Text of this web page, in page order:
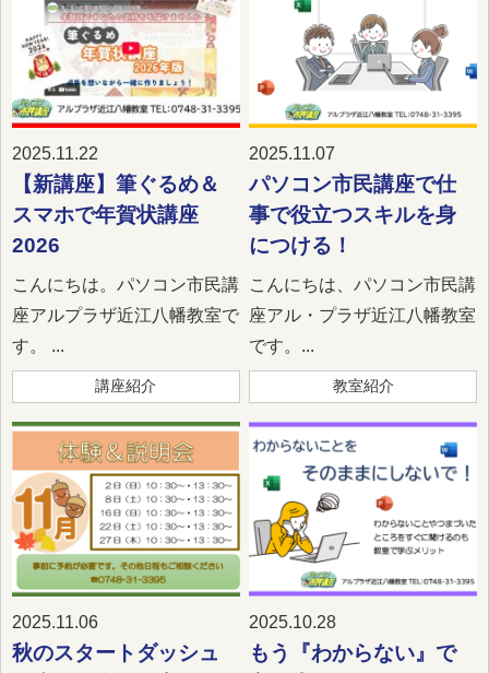
2025.11.22
【新講座】筆ぐるめ＆
スマホで年賀状講座
2026
こんにちは。パソコン市民講
座アルプラザ近江八幡教室で
す。 ...
講座紹介
2025.11.07
パソコン市民講座で仕
事で役立つスキルを身
につける！
こんにちは、パソコン市民講
座アル・プラザ近江八幡教室
です。...
教室紹介
2025.11.06
秋のスタートダッシュ
2025.10.28
もう『わからない』で